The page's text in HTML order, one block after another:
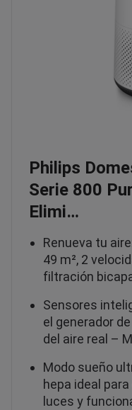
Philips
Serie 800
Elimi…
Renueva tu
49 m², 2
filtración
Sensores
el generador
del aire real –
Modo sueño
hepa ideal
luces y